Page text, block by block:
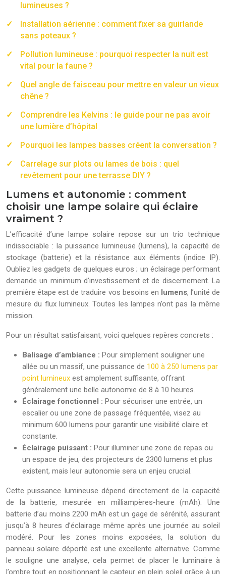
lumineuses ?
Installation aérienne : comment fixer sa guirlande
sans poteaux ?
Pollution lumineuse : pourquoi respecter la nuit est
vital pour la faune ?
Quel angle de faisceau pour mettre en valeur un vieux
chêne ?
Comprendre les Kelvins : le guide pour ne pas avoir
une lumière d’hôpital
Pourquoi les lampes basses créent la conversation ?
Carrelage sur plots ou lames de bois : quel
revêtement pour une terrasse DIY ?
Lumens et autonomie : comment
choisir une lampe solaire qui éclaire
vraiment ?
L’efficacité d’une lampe solaire repose sur un trio technique
indissociable : la puissance lumineuse (lumens), la capacité de
stockage (batterie) et la résistance aux éléments (indice IP).
Oubliez les gadgets de quelques euros ; un éclairage performant
demande un minimum d’investissement et de discernement. La
première étape est de traduire vos besoins en lumens, l’unité de
mesure du flux lumineux. Toutes les lampes n’ont pas la même
mission.
Pour un résultat satisfaisant, voici quelques repères concrets :
Balisage d’ambiance : Pour simplement souligner une
allée ou un massif, une puissance de 100 à 250 lumens par
point lumineux est amplement suffisante, offrant
généralement une belle autonomie de 8 à 10 heures.
Éclairage fonctionnel : Pour sécuriser une entrée, un
escalier ou une zone de passage fréquentée, visez au
minimum 600 lumens pour garantir une visibilité claire et
constante.
Éclairage puissant : Pour illuminer une zone de repas ou
un espace de jeu, des projecteurs de 2300 lumens et plus
existent, mais leur autonomie sera un enjeu crucial.
Cette puissance lumineuse dépend directement de la capacité
de la batterie, mesurée en milliampères-heure (mAh). Une
batterie d’au moins 2200 mAh est un gage de sérénité, assurant
jusqu’à 8 heures d’éclairage même après une journée au soleil
modéré. Pour les zones moins exposées, la solution du
panneau solaire déporté est une excellente alternative. Comme
le souligne une analyse, cela permet de placer le luminaire à
l’ombre tout en positionnant le capteur en plein soleil grâce à un